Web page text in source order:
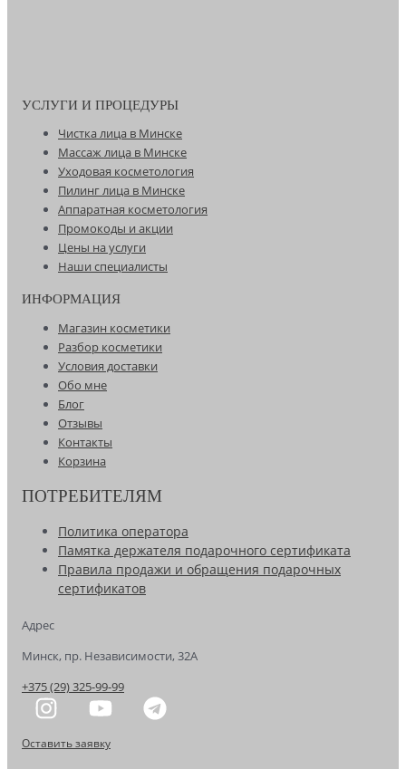
УСЛУГИ И ПРОЦЕДУРЫ
Чистка лица в Минске
Массаж лица в Минске
Уходовая косметология
Пилинг лица в Минске
Аппаратная косметология
Промокоды и акции
Цены на услуги
Наши специалисты
ИНФОРМАЦИЯ
Магазин косметики
Разбор косметики
Условия доставки
Обо мне
Блог
Отзывы
Контакты
Корзина
ПОТРЕБИТЕЛЯМ
Политика оператора
Памятка держателя подарочного сертификата
Правила продажи и обращения подарочных
сертификатов
Адрес
Минск, пр. Независимости, 32А
+375 (29) 325-99-99
Оставить заявку